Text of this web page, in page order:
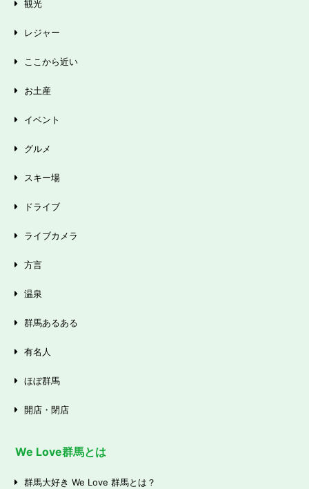
観光
レジャー
ここから近い
お土産
イベント
グルメ
スキー場
ドライブ
ライブカメラ
方言
温泉
群馬あるある
有名人
ほぼ群馬
開店・閉店
We Love群馬とは
群馬大好き We Love 群馬とは？